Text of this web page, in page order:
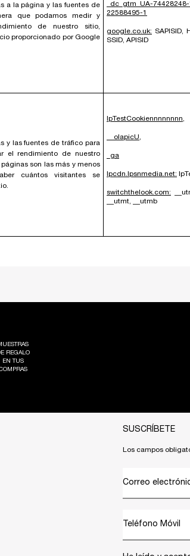
a la página y las fuentes de
que podamos medir y
de nuestro sitio,
proporcionado por Google
_dc_gtm_UA-
22588495-1
google.co.uk: SAPISID,
SSID, APISID
y las fuentes de tráfico para
el rendimiento de nuestro
son las más y menos
cuántos visitantes se
lpTestCookiennnnnnnn,
__olapicU,
_ga
lpcdn.lpsnmedia.net:
switchthelook.com:
__utmt, __utmb
REGALO
EN TUS
SUSCRÍBETE
Los campos
Correo
Teléfono Móvil